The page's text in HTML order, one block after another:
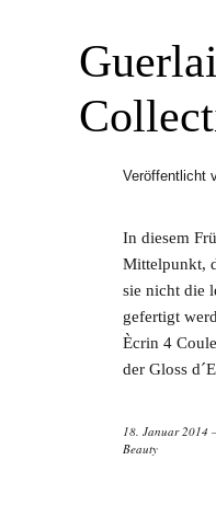
Veröffentlicht
In diesem
Mittelpunkt,
sie nicht die
gefertigt
Ècrin 4
der Gloss
18. Januar 2014
Beauty